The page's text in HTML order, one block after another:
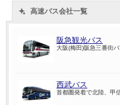
高速バス会社一覧
阪急観光バス
大阪(梅田)阪急三番街
西武バス
首都圏発着で北陸、甲